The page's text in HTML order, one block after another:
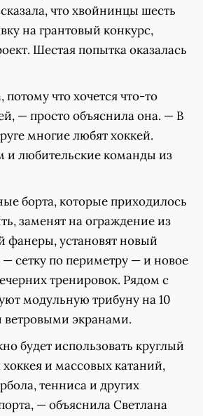
что хвойнинцы шесть
на грантовый конкурс,
Шестая попытка оказалась
что хочется что-то
— просто объяснила она. — В
многие любят хоккей.
и любительские команды из
борта, которые приходилось
заменят на ограждение из
фанеры, установят новый
сетку по периметру — и новое
тренировок. Рядом с
модульную трибуну на 10
ветровыми экранами.
будет использовать круглый
и массовых катаний,
тенниса и других
— объяснила Светлана